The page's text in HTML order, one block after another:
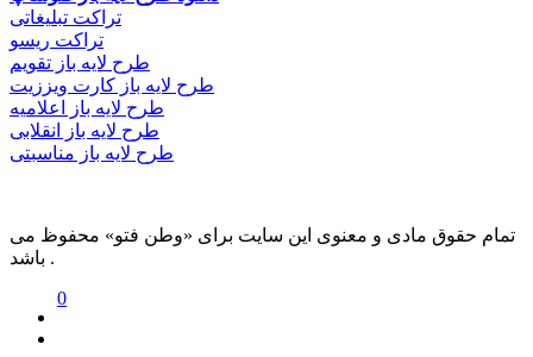
تراکت تبلیغاتی
تراکت ریسو
طرح لایه باز تقویم
طرح لایه باز کارت ویززیت
طرح لایه باز اعلامیه
طرح لایه باز انقلابی
طرح لایه باز مناسبتی
تمام حقوق مادی و معنوی این سایت برای «وطن فتو» محفوظ می
باشد .
0